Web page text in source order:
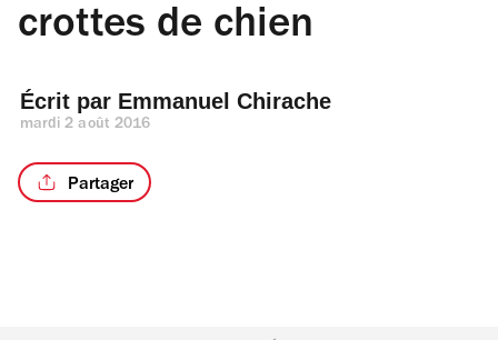
crottes de chien
Écrit par Emmanuel Chirache
mardi 2 août 2016
Partager